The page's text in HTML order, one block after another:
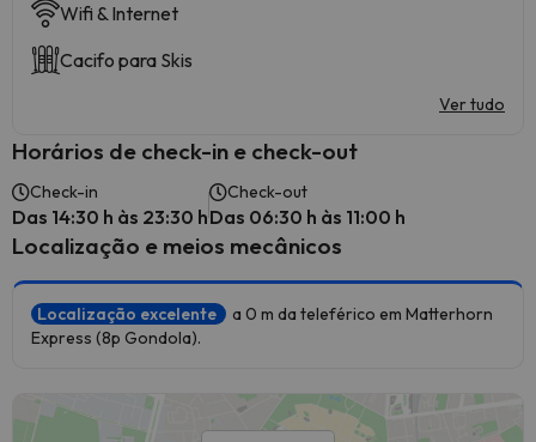
Wifi & Internet
Cacifo para Skis
Ver tudo
Horários de check-in e check-out
Check-in
Das 14:30 h às 23:30 h
Check-out
Das 06:30 h às 11:00 h
Localização e meios mecânicos
Localização excelente
a 0 m da teleférico em Matterhorn
Express (8p Gondola).